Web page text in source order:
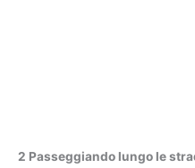
2 Passeggiando lungo le